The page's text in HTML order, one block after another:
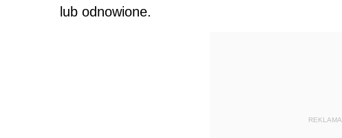
lub odnowione.
REKLAMA